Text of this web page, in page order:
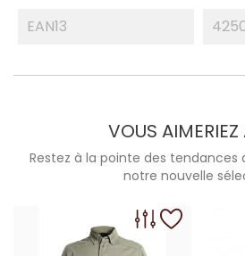
EAN13
VOUS AIMERIEZ
Restez à la pointe des
notre nouvelle